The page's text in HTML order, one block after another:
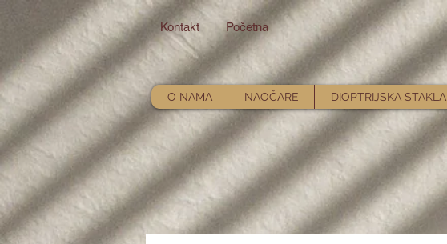
Kontakt Početna
O NAMA NAOČARE DIOPTRIJSKA STAKLA